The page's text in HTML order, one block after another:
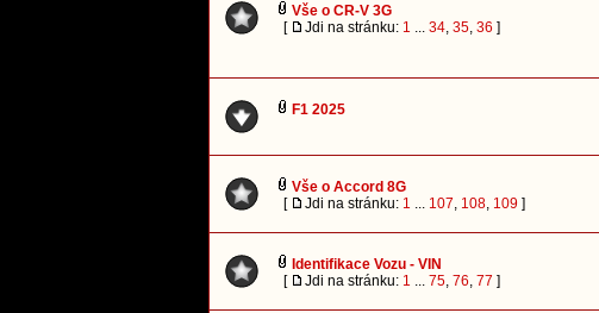
Vše o CR-V 3G
[
Jdi na stránku: 1 ... 34, 35, 36 ]
F1 2025
Vše o Accord 8G
[
Jdi na stránku: 1 ... 107, 108, 109 ]
Identifikace Vozu - VIN
[
Jdi na stránku: 1 ... 75, 76, 77 ]